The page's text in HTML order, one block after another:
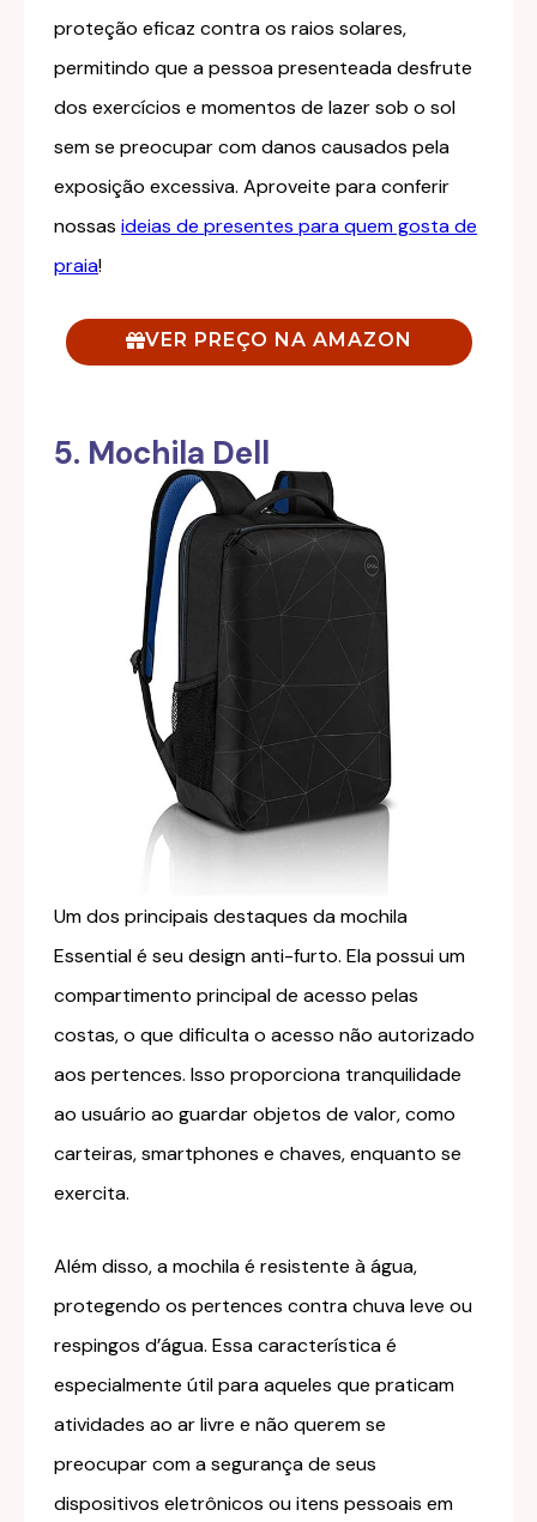
proteção eficaz contra os raios solares,
permitindo que a pessoa presenteada desfrute
dos exercícios e momentos de lazer sob o sol
sem se preocupar com danos causados pela
exposição excessiva. Aproveite para conferir
nossas ideias de presentes para quem gosta de
praia!
VER PREÇO NA AMAZON
5. Mochila Dell
Um dos principais destaques da mochila
Essential é seu design anti-furto. Ela possui um
compartimento principal de acesso pelas
costas, o que dificulta o acesso não autorizado
aos pertences. Isso proporciona tranquilidade
ao usuário ao guardar objetos de valor, como
carteiras, smartphones e chaves, enquanto se
exercita.
Além disso, a mochila é resistente à água,
protegendo os pertences contra chuva leve ou
respingos d’água. Essa característica é
especialmente útil para aqueles que praticam
atividades ao ar livre e não querem se
preocupar com a segurança de seus
dispositivos eletrônicos ou itens pessoais em